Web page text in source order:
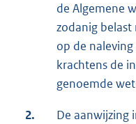
de Algemene
zodanig
op de
krachtens de
genoemde
2.
De aanwijzing